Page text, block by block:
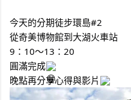
今天的分期徒步環島#2
從奇美博物館到大湖火車站
9：10～13：20
圓滿完成
晚點再分享心得與影片